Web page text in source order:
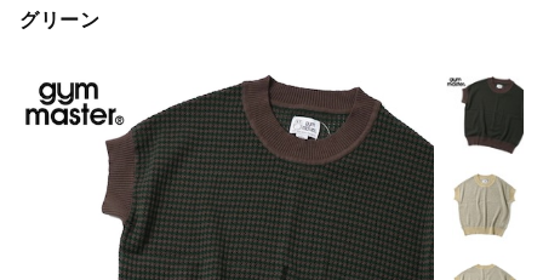
グリーン